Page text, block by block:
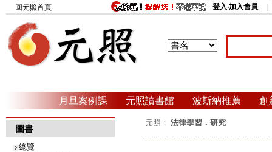
回元照首頁 登入‧加入會員
月旦案例課 元照讀書館 波斯納推薦 創
圖書
總覽
元照： 法律學習．研究